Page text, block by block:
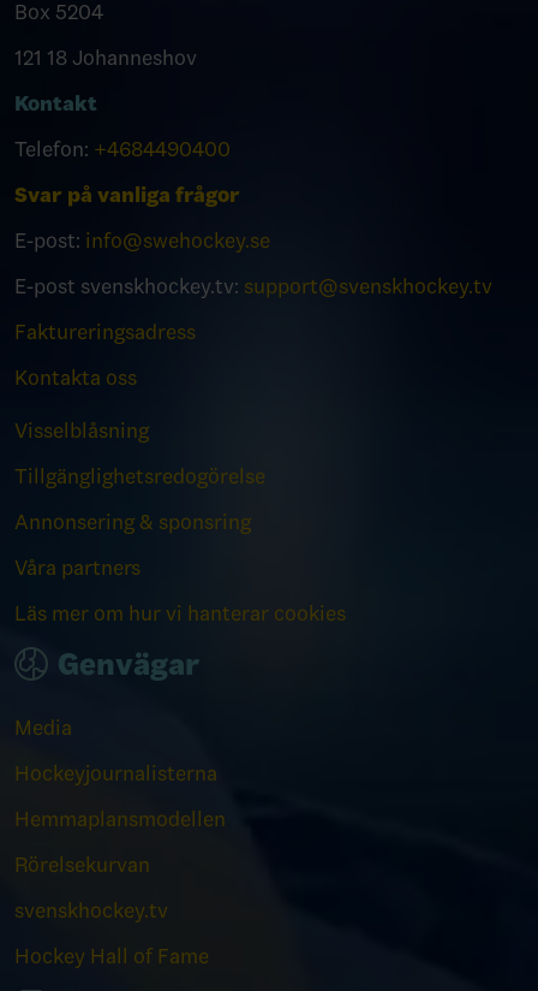
Box 5204
121 18 Johanneshov
Kontakt
Telefon: +4684490400
Svar på vanliga frågor
E-post: info@swehockey.se
E-post svenskhockey.tv: support@svenskhockey.tv
Faktureringsadress
Kontakta oss
Visselblåsning
Tillgänglighetsredogörelse
Annonsering & sponsring
Våra partners
Läs mer om hur vi hanterar cookies
Genvägar
Media
Hockeyjournalisterna
Hemmaplansmodellen
Rörelsekurvan
svenskhockey.tv
Hockey Hall of Fame